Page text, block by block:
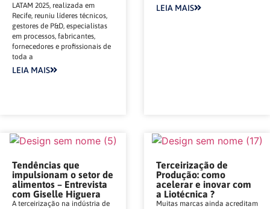
LATAM 2025, realizada em
Recife, reuniu líderes técnicos,
gestores de P&D, especialistas
em processos, fabricantes,
fornecedores e profissionais de
toda a
LEIA MAIS
LEIA MAIS
Tendências que
impulsionam o setor de
alimentos – Entrevista
com Giselle Higuera
A terceirização na indústria de
Terceirização de
Produção: como
acelerar e inovar com
a Liotécnica ?
Muitas marcas ainda acreditam